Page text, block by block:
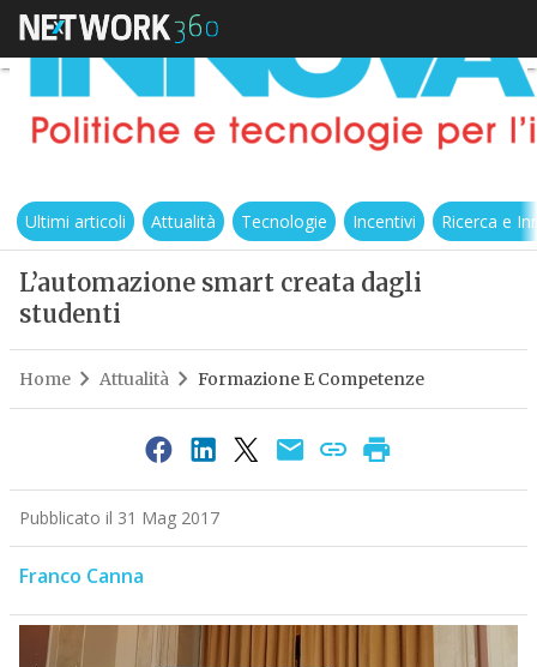
Ultimi articoli Attualità Tecnologie Incentivi Ricerca e
L’automazione smart creata dagli
studenti
Home Attualità Formazione E Competenze
Pubblicato il 31 Mag 2017
Franco Canna